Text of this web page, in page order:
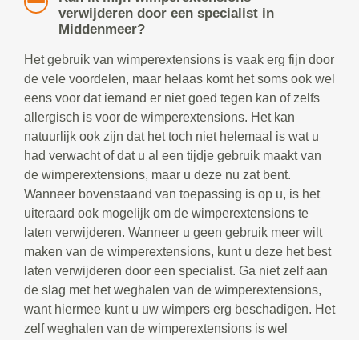
verwijderen door een specialist in
Middenmeer?
Het gebruik van wimperextensions is vaak erg fijn door
de vele voordelen, maar helaas komt het soms ook wel
eens voor dat iemand er niet goed tegen kan of zelfs
allergisch is voor de wimperextensions. Het kan
natuurlijk ook zijn dat het toch niet helemaal is wat u
had verwacht of dat u al een tijdje gebruik maakt van
de wimperextensions, maar u deze nu zat bent.
Wanneer bovenstaand van toepassing is op u, is het
uiteraard ook mogelijk om de wimperextensions te
laten verwijderen. Wanneer u geen gebruik meer wilt
maken van de wimperextensions, kunt u deze het best
laten verwijderen door een specialist. Ga niet zelf aan
de slag met het weghalen van de wimperextensions,
want hiermee kunt u uw wimpers erg beschadigen. Het
zelf weghalen van de wimperextensions is wel